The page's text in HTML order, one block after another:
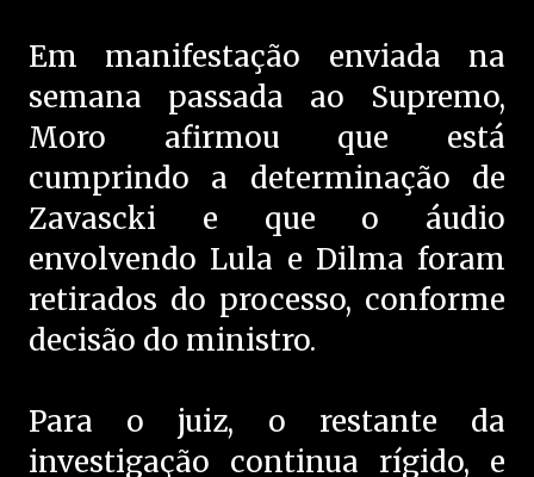
Em manifestação enviada na
semana passada ao Supremo,
Moro afirmou que está
cumprindo a determinação de
Zavascki e que o áudio
envolvendo Lula e Dilma foram
retirados do processo, conforme
decisão do ministro.
Para o juiz, o restante da
investigação continua rígido, e